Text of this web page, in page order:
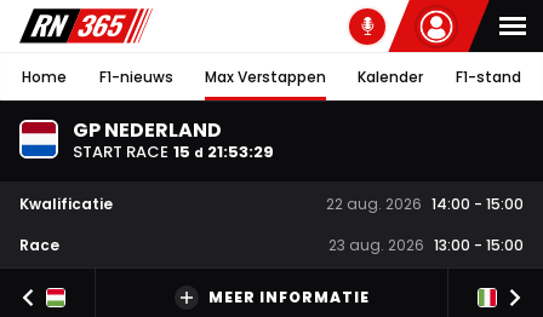
Home F1-nieuws Max Verstappen Kalender F1-stand
GP NEDERLAND
START RACE 15 d 21:53:29
Kwalificatie 22 aug. 2026 14:00 - 15:00
Race
23 aug. 2026 13:00 - 15:00
MEER INFORMATIE